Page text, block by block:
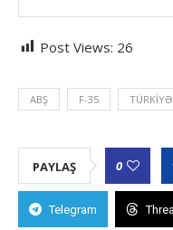
Post Views: 26
ABŞ F-35 TÜRKIYƏ
PAYLAŞ 0
Telegram